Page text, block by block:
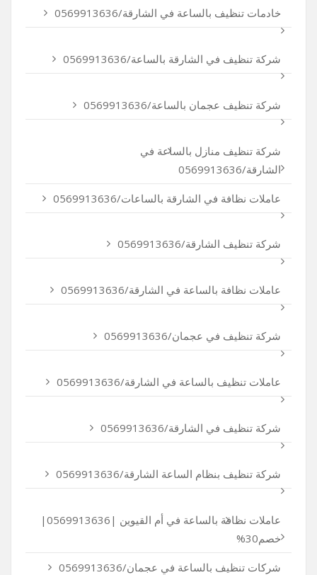
خادمات تنظيف بالساعة في الشارقة/0569913636
شركة تنظيف في الشارقة بالساعة/0569913636
شركة تنظيف عجمان بالساعة/0569913636
شركة تنظيف منازل بالساعة في
الشارقة/0569913636
عاملات نظافة في الشارقة بالساعات/0569913636
شركة تنظيف الشارقة/0569913636
عاملات نظافة بالساعة في الشارقة/0569913636
شركة تنظيف في عجمان/0569913636
عاملات تنظيف بالساعة في الشارقة/0569913636
شركة تنظيف في الشارقة/0569913636
شركة تنظيف بنظام الساعة الشارقة/0569913636
عاملات نظافة بالساعة في أم القيوين |0569913636|
خصم30%
شركات تنظيف بالساعة في عجمان/0569913636